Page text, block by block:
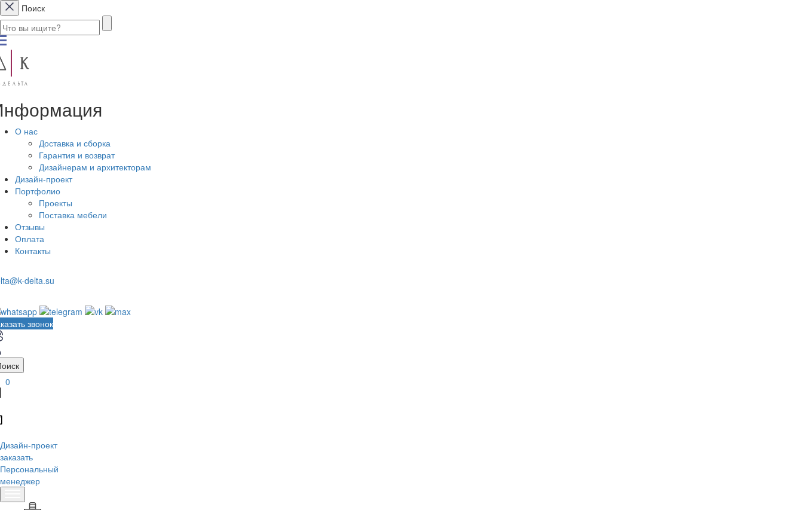
Поиск
О нас
Доставка и сборка
Гарантия и возврат
Дизайнерам и архитекторам
Дизайн-проект
Портфолио
Проекты
Поставка мебели
Отзывы
Оплата
Контакты
delta.su
звонок
0
Дизайн-проект
заказать
Персональный
менеджер